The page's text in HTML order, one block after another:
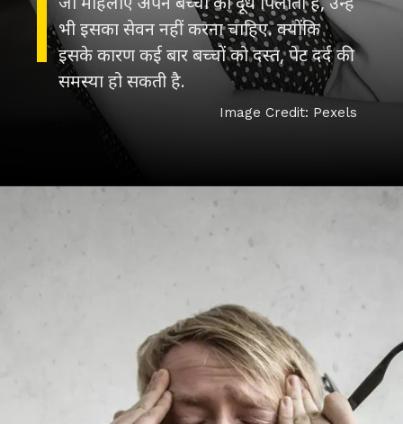
भी इसका सेवन नहीं करना चाहिए. क्योंकि
इसके कारण कई बार बच्चों को दस्त, पेट दर्द की
समस्या हो सकती है.